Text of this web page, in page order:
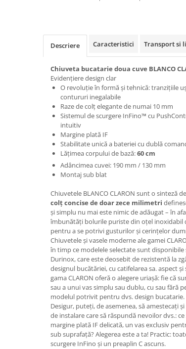
Descriere Caracteristici Transport si
Chiuveta bucatarie doua cuve BLANCO
Evidențiere design clar
O revoluție în formă și tehnică: tranzițiile
contururi inegalabile
Raze de colț elegante de numai 10 mm
Sistemul de scurgere InFino™ cu
intuitiv
Margine plată IF
Stabilitate unică a bateriei cu dublă
Lățimea corpului de bază:60 cm
Adâncimea cuvei: 190 mm / 130 mm
Montaj sub blat
Chiuvetele BLANCO CLARON sunt o sinteză
colț concise de doar zece milimetri
și simplu nu mai este nimic de adăugat – în
îmbunătăți bolurile puriste din oțel inoxidabil
pentru a se potrivi gusturilor și cerințelor
Chiuvetele și vasele moderne ale gamei
în timp ce modelele selectate sunt
Durinox, care este deosebit de rezistentă la
designul bucătăriei, cu catifelarea sa. aspect
gama CLARON oferă o alegere uriașă: fie că
sau a unui vas simplu sau dublu, cu sau fără
modelul potrivit pentru dvs. design bucatarie.
Desigur, puteți, de asemenea, să amestecați
de instalare care să răspundă nevoilor dvs.:
margine plată IF delicată, un vas exclusiv
sub suprafață? Alegerea este a ta! Practic:
scurgere InFino și un preaplin C ascuns.